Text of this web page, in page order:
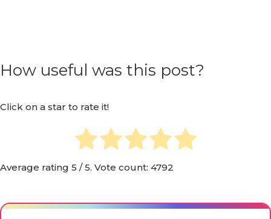
How useful was this post?
Click on a star to rate it!
Average rating 5 / 5. Vote count: 4792